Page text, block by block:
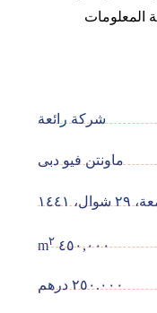
المعلومات
شركة رائعة
ماونتن فيو دبی
١٤٤١
٤٥٠,٠٠٠ m ٢
٢٥٠.٠٠٠ درهم